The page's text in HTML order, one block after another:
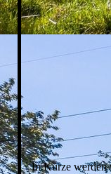
In Kürze werden